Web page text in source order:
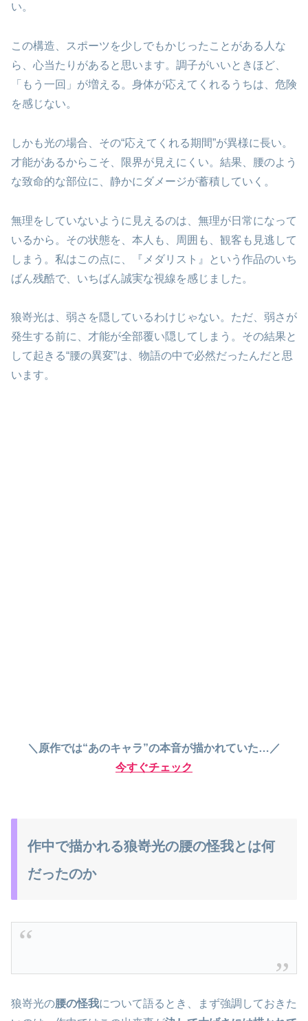
い。
この構造、スポーツを少しでもかじったことがある人な
ら、心当たりがあると思います。調子がいいときほど、
「もう一回」が増える。身体が応えてくれるうちは、危険
を感じない。
しかも光の場合、その“応えてくれる期間”が異様に長い。
才能があるからこそ、限界が見えにくい。結果、腰のよう
な致命的な部位に、静かにダメージが蓄積していく。
無理をしていないように見えるのは、無理が日常になって
いるから。その状態を、本人も、周囲も、観客も見逃して
しまう。私はこの点に、『メダリスト』という作品のいち
ばん残酷で、いちばん誠実な視線を感じました。
狼嵜光は、弱さを隠しているわけじゃない。ただ、弱さが
発生する前に、才能が全部覆い隠してしまう。その結果と
して起きる“腰の異変”は、物語の中で必然だったんだと思
います。
＼原作では“あのキャラ”の本音が描かれていた…／
今すぐチェック
作中で描かれる狼嵜光の腰の怪我とは何
だったのか
狼嵜光の腰の怪我について語るとき、まず強調しておきた